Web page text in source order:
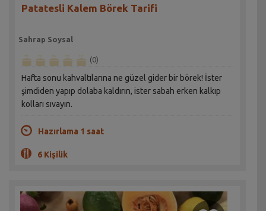
Patatesli Kalem Börek Tarifi
Sahrap Soysal
(0)
Hafta sonu kahvaltılarına ne güzel gider bir börek! İster
şimdiden yapıp dolaba kaldırın, ister sabah erken kalkıp
kolları sıvayın.
Hazırlama 1 saat
6 Kişilik